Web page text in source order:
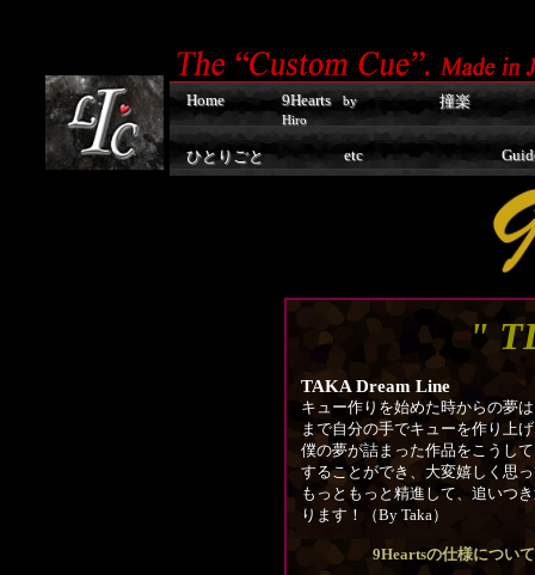
Home 9Hearts
by
Hiro
撞楽
ひとりごと etc
"
TAKA Dream Line
キュー作りを始めた時からの夢
まで自分の手でキューを作り上
僕の夢が詰まった作品をこうし
することができ、大変嬉しく思
もっともっと精進して、追い
ります！（By Taka）
9Heartsの仕様につい